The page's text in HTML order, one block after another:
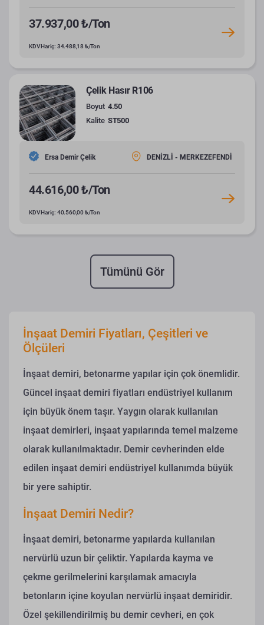
37.937,00 ₺/Ton
KDV Hariç: 34.488,18 ₺/Ton
Çelik Hasır R106
Boyut 4.50
Kalite ST500
Ersa Demir Çelik DENİZLİ - MERKEZEFENDİ
44.616,00 ₺/Ton
KDV Hariç: 40.560,00 ₺/Ton
Tümünü Gör
İnşaat Demiri Fiyatları, Çeşitleri ve
Ölçüleri
İnşaat demiri, betonarme yapılar için çok önemlidir.
Güncel inşaat demiri fiyatları endüstriyel kullanım
için büyük önem taşır. Yaygın olarak kullanılan
inşaat demirleri, inşaat yapılarında temel malzeme
olarak kullanılmaktadır. Demir cevherinden elde
edilen inşaat demiri endüstriyel kullanımda büyük
bir yere sahiptir.
İnşaat Demiri Nedir?
İnşaat demiri, betonarme yapılarda kullanılan
nervürlü uzun bir çeliktir. Yapılarda kayma ve
çekme gerilmelerini karşılamak amacıyla
betonların içine koyulan nervürlü inşaat demiridir.
Özel şekillendirilmiş bu demir cevheri, en çok